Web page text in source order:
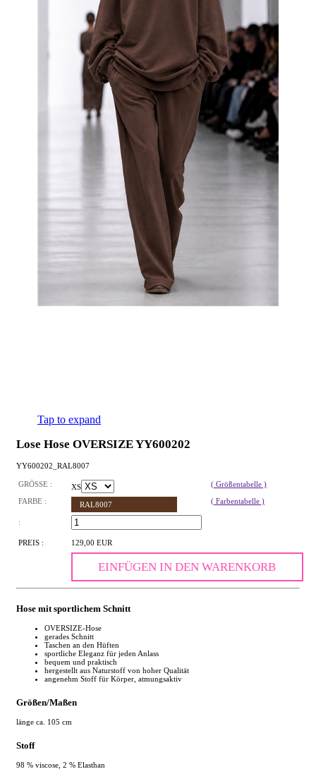
Tap to expand
Lose Hose OVERSIZE YY600202
YY600202_RAL8007
GRÖSSE : XS
( Größentabelle )
FARBE :
RAL8007 ( Farbentabelle )
:
PREIS : 129,00 EUR
EINFÜGEN IN DEN WARENKORB
Hose mit sportlichem Schnitt
OVERSIZE-Hose
gerades Schnitt
Taschen an den Hüften
sportliche Eleganz für jeden Anlass
bequem und praktisch
hergestellt aus Naturstoff von hoher Qualität
angenehm Stoff für Körper, atmungsaktiv
Größen/Maßen
länge ca. 105 cm
Stoff
98 % viscose, 2 % Elasthan